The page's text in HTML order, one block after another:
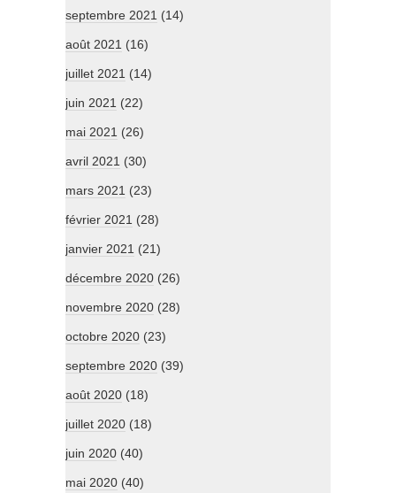
septembre 2021 (14)
août 2021 (16)
juillet 2021 (14)
juin 2021 (22)
mai 2021 (26)
avril 2021 (30)
mars 2021 (23)
février 2021 (28)
janvier 2021 (21)
décembre 2020 (26)
novembre 2020 (28)
octobre 2020 (23)
septembre 2020 (39)
août 2020 (18)
juillet 2020 (18)
juin 2020 (40)
mai 2020 (40)